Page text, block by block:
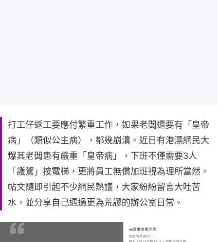
打工仔返工要應付繁重工作，如果老闆還要有「皇帝
病」（類似公主病），都幾崩潰。近日有港漂網民大
爆其老闆患有嚴重「皇帝病」，下班不僅需要3人
「護駕」按電梯，更將員工無償加班視為理所當然。
帖文隨即引起不少網民熱議，大家紛紛留言大吐苦
水，並分享自己遇過更為荒謬的辦公室日常。